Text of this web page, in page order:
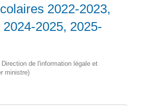
2022-2023,
2025, 2025-
de l'information légale et
ministre)